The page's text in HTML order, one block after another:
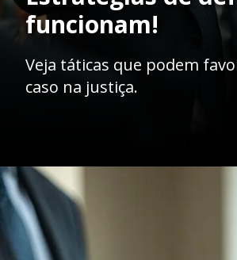
funcionam!
Veja táticas que podem
caso na justiça.
Opening